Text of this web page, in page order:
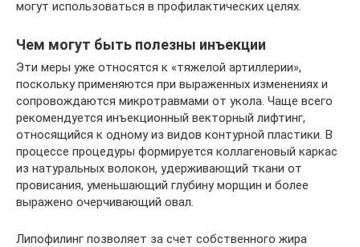
могут использоваться в профилактических целях.
Чем могут быть полезны инъекции
Эти меры уже относятся к «тяжелой артиллерии»,
поскольку применяются при выраженных изменениях и
сопровождаются микротравмами от укола. Чаще всего
рекомендуется инъекционный векторный лифтинг,
относящийся к одному из видов контурной пластики. В
процессе процедуры формируется коллагеновый каркас
из натуральных волокон, удерживающий ткани от
провисания, уменьшающий глубину морщин и более
выражено очерчивающий овал.
Липофилинг позволяет за счет собственного жира